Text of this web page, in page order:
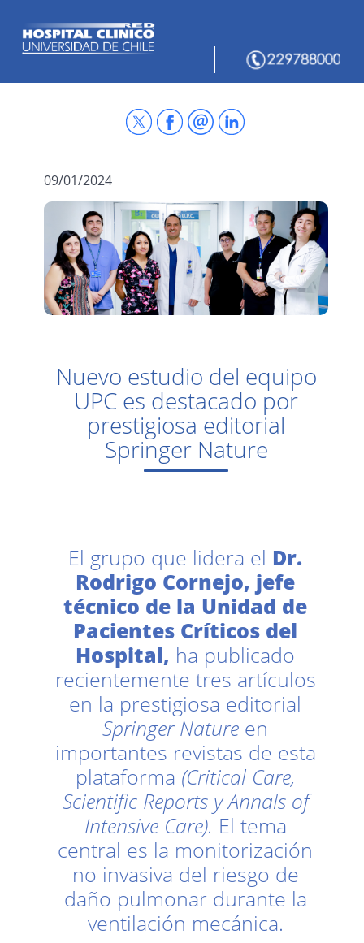
09/01/2024
Nuevo estudio del equipo
UPC es destacado por
prestigiosa editorial
Springer Nature
El grupo que lidera el Dr.
Rodrigo Cornejo, jefe
técnico de la Unidad de
Pacientes Críticos del
Hospital, ha publicado
recientemente tres artículos
en la prestigiosa editorial
Springer Nature en
importantes revistas de esta
plataforma (Critical Care,
Scientific Reports y Annals of
Intensive Care). El tema
central es la monitorización
no invasiva del riesgo de
daño pulmonar durante la
ventilación mecánica.